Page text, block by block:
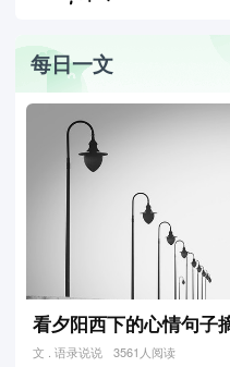
每日一文
看夕阳西下的心情句子
文 . 语录说说 3561人阅读